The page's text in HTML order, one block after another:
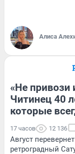
Алиса
«Не привози
Читинец 40
которые
17 часов 12 136
Август
ретроградный